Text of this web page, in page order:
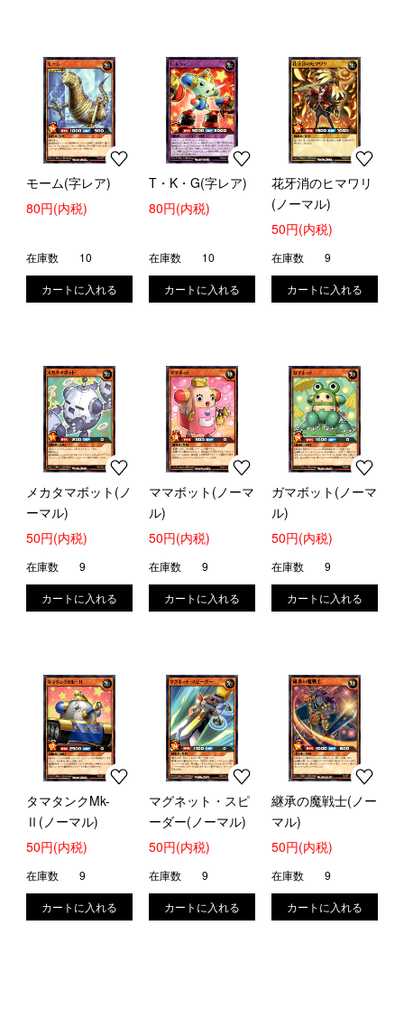
モーム(字レア)
80円(内税)
在庫数 10
T・K・G(字レア)
80円(内税)
在庫数 10
花牙消のヒマワリ
(ノーマル)
50円(内税)
在庫数 9
メカタマボット(ノ
ーマル)
50円(内税)
在庫数 9
ママボット(ノーマ
ル)
50円(内税)
在庫数 9
ガマボット(ノーマ
ル)
50円(内税)
在庫数 9
タマタンクMk-
Ⅱ(ノーマル)
50円(内税)
在庫数 9
マグネット・スピ
ーダー(ノーマル)
50円(内税)
在庫数 9
継承の魔戦士(ノー
マル)
50円(内税)
在庫数 9